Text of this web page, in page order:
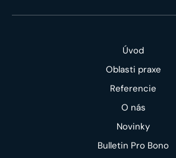
Úvod
Oblasti praxe
Referencie
O nás
Novinky
Bulletin Pro Bono